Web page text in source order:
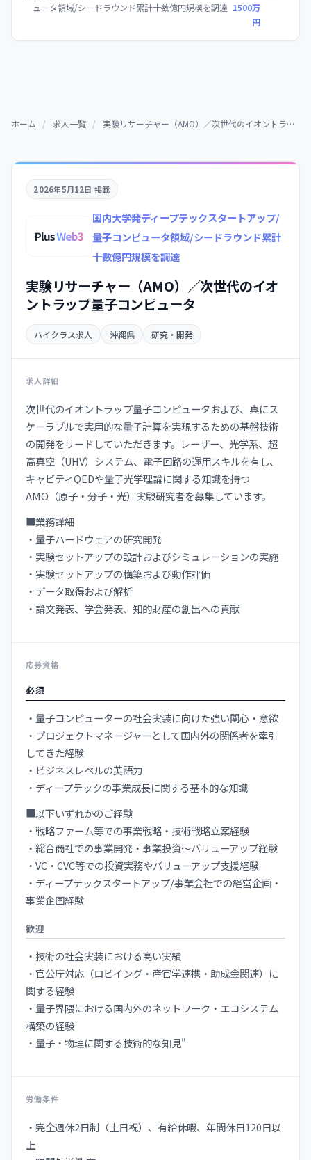
ュータ領域/シードラウンド累計十数億円規模を調達 1500万
円
ホーム / 求人一覧 / 実験リサーチャー（AMO）／次世代のイオントラップ量子コンピュータ
2026年5月12日 掲載
国内大学発ディープテックスタートアップ/
量子コンピュータ領域/シードラウンド累計
十数億円規模を調達
実験リサーチャー（AMO）／次世代のイオ
ントラップ量子コンピュータ
ハイクラス求人 沖縄県 研究・開発
求人詳細
次世代のイオントラップ量子コンピュータおよび、真にス
ケーラブルで実用的な量子計算を実現するための基盤技術
の開発をリードしていただきます。レーザー、光学系、超
高真空（UHV）システム、電子回路の運用スキルを有し、
キャビティQEDや量子光学理論に関する知識を持つ
AMO（原子・分子・光）実験研究者を募集しています。
■業務詳細
・量子ハードウェアの研究開発
・実験セットアップの設計およびシミュレーションの実施
・実験セットアップの構築および動作評価
・データ取得および解析
・論文発表、学会発表、知的財産の創出への貢献
応募資格
必須
・量子コンピューターの社会実装に向けた強い関心・意欲
・プロジェクトマネージャーとして国内外の関係者を牽引
してきた経験
・ビジネスレベルの英語力
・ディープテックの事業成長に関する基本的な知識
■以下いずれかのご経験
・戦略ファーム等での事業戦略・技術戦略立案経験
・総合商社での事業開発・事業投資～バリューアップ経験
・VC・CVC等での投資実務やバリューアップ支援経験
・ディープテックスタートアップ/事業会社での経営企画・
事業企画経験
歓迎
・技術の社会実装における高い実績
・官公庁対応（ロビイング・産官学連携・助成金関連）に
関する経験
・量子界隈における国内外のネットワーク・エコシステム
構築の経験
・量子・物理に関する技術的な知見"
労働条件
・完全週休2日制（土日祝）、有給休暇、年間休日120日以
上